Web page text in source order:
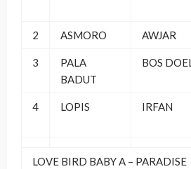
2 ASMORO AWJAR
3
PALA
BADUT
BOS DOEL
4 LOPIS IRFAN
LOVE BIRD BABY A – PARADISE